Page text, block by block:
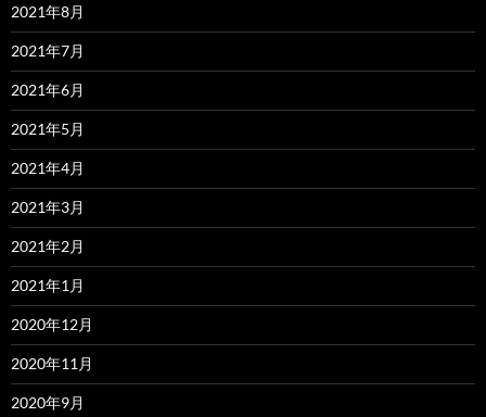
2021年8月
2021年7月
2021年6月
2021年5月
2021年4月
2021年3月
2021年2月
2021年1月
2020年12月
2020年11月
2020年9月